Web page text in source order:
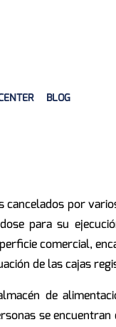
BLOG
por
para su
comercial,
de las cajas
de
se